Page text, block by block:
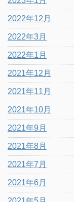
2022年12月
2022年3月
2022年1月
2021年12月
2021年11月
2021年10月
2021年9月
2021年8月
2021年7月
2021年6月